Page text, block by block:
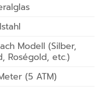
Modell (Silber,
Roségold, etc.)
(5 ATM)